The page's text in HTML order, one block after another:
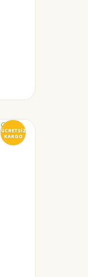
ÜCRETSİZ
KARGO